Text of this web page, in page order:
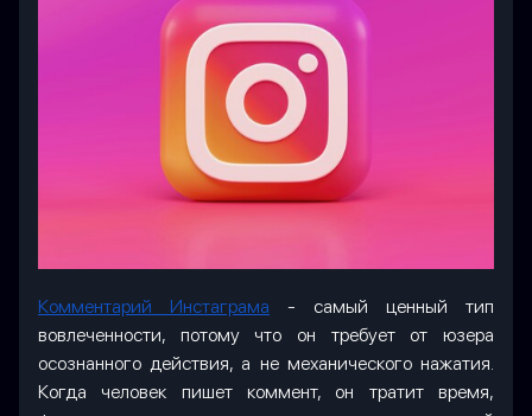
Комментарий Инстаграма
- самый ценный тип
вовлеченности, потому что он требует от юзера
осознанного действия, а не механического нажатия.
Когда человек пишет коммент, он тратит время,